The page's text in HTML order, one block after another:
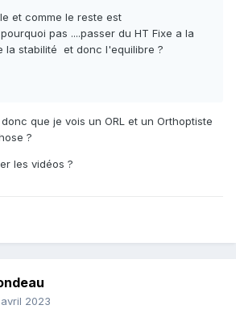
et comme le reste est
pas ....passer du HT Fixe a la
la stabilité et donc l'equilibre ?
que je vois un ORL et un Orthoptiste
?
les vidéos ?
2023